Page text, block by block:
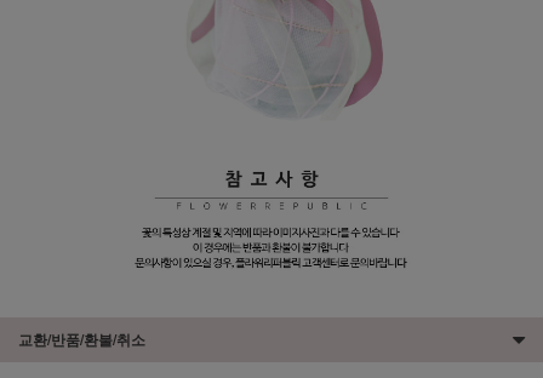
교환/반품/환불/취소